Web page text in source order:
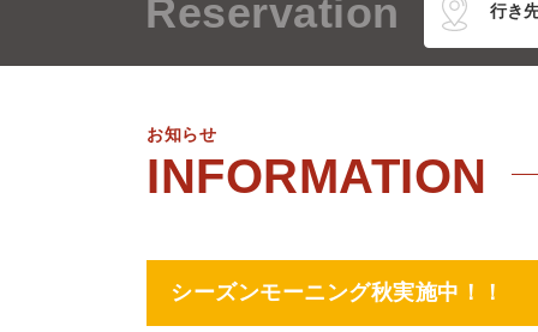
Reservation
お知らせ
シーズンモーニング秋実施中！！